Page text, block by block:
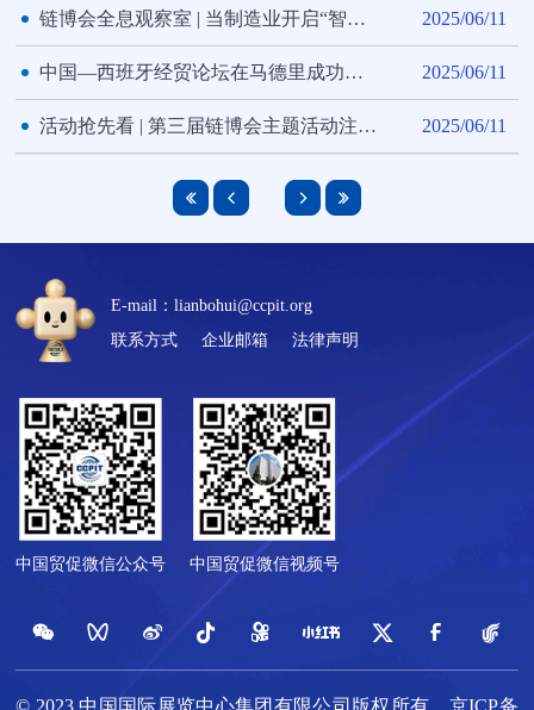
链博会全息观察室 | 当制造业开启“智造竞速”，带你洞察产业变革新引擎 2025/06/11
中国—西班牙经贸论坛在马德里成功举行 2025/06/11
活动抢先看 | 第三届链博会主题活动注册正式启动 2025/06/11
E-mail：lianbohui@ccpit.org
联系方式
企业邮箱 法律声明
中国贸促微信公众号 中国贸促微信视频号
© 2023 中国国际展览中心集团有限公司版权所有 京ICP备